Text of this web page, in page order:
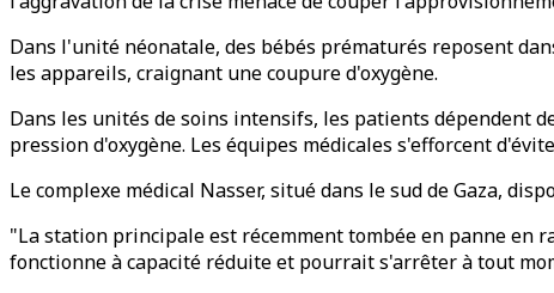
Dans l'unité néonatale, des bébés prématurés reposent
les appareils, craignant une coupure d'oxygène.
Dans les unités de soins intensifs, les patients dépendent
pression d'oxygène. Les équipes médicales s'efforcent
Le complexe médical Nasser, situé dans le sud de Gaza,
"La station principale est récemment tombée en panne en
fonctionne à capacité réduite et pourrait s'arrêter à tout